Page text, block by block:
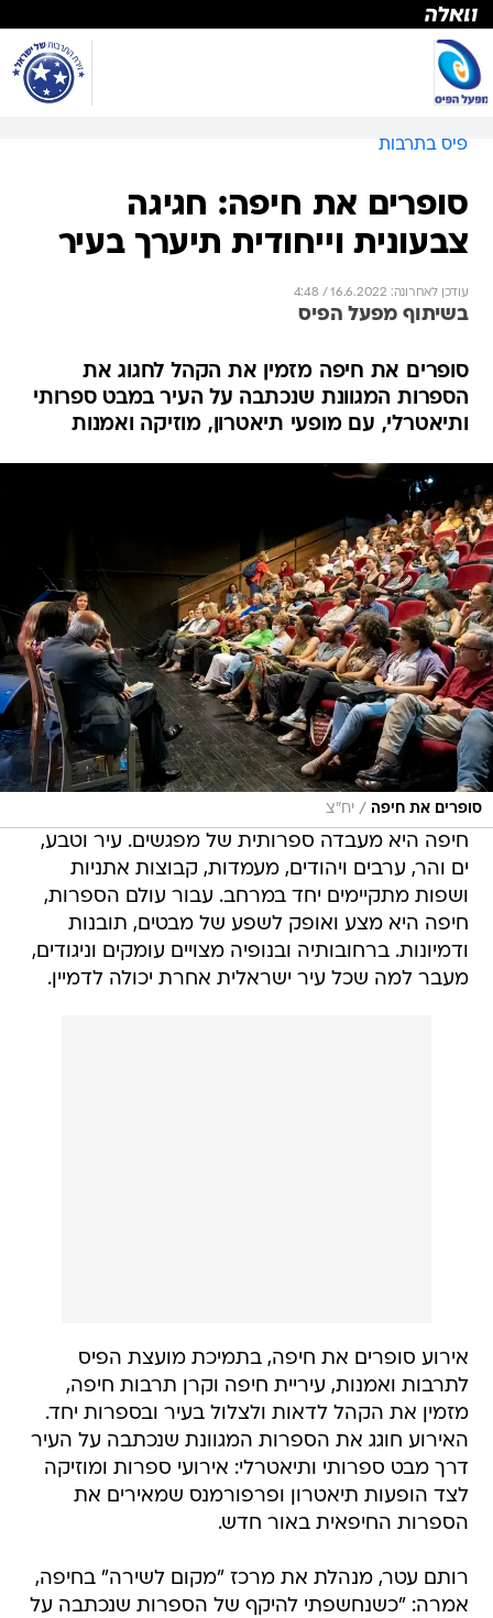
פיס בתרבות
סופרים את חיפה: חגיגה
צבעונית וייחודית תיערך בעיר
עודכן לאחרונה: 16.6.2022 / 4:48
בשיתוף מפעל הפיס
סופרים את חיפה מזמין את הקהל לחגוג את
הספרות המגוונת שנכתבה על העיר במבט ספרותי
ותיאטרלי, עם מופעי תיאטרון, מוזיקה ואמנות
סופרים את חיפה / יח"צ
חיפה היא מעבדה ספרותית של מפגשים. עיר וטבע,
ים והר, ערבים ויהודים, מעמדות, קבוצות אתניות
ושפות מתקיימים יחד במרחב. עבור עולם הספרות,
חיפה היא מצע ואופק לשפע של מבטים, תובנות
ודמיונות. ברחובותיה ובנופיה מצויים עומקים וניגודים,
מעבר למה שכל עיר ישראלית אחרת יכולה לדמיין.
אירוע סופרים את חיפה, בתמיכת מועצת הפיס
לתרבות ואמנות, עיריית חיפה וקרן תרבות חיפה,
מזמין את הקהל לדאות ולצלול בעיר ובספרות יחד.
האירוע חוגג את הספרות המגוונת שנכתבה על העיר
דרך מבט ספרותי ותיאטרלי: אירועי ספרות ומוזיקה
לצד הופעות תיאטרון ופרפורמנס שמאירים את
הספרות החיפאית באור חדש.
רותם עטר, מנהלת את מרכז "מקום לשירה" בחיפה,
אמרה: "כשנחשפתי להיקף של הספרות שנכתבה על